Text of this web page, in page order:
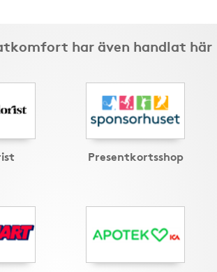
har även handlat här
Presentkortsshop